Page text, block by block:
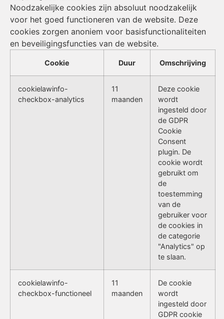
Noodzakelijke cookies zijn absoluut noodzakelijk
voor het goed functioneren van de website. Deze
cookies zorgen anoniem voor basisfunctionaliteiten
en beveiligingsfuncties van de website.
Cookie Duur Omschrijving
cookielawinfo-
checkbox-analytics
11
maanden
Deze cookie
wordt
ingesteld door
de GDPR
Cookie
Consent
plugin. De
cookie wordt
gebruikt om
de
toestemming
van de
gebruiker voor
de cookies in
de categorie
"Analytics" op
te slaan.
cookielawinfo-
checkbox-functioneel
11
maanden
De cookie
wordt
ingesteld door
GDPR cookie